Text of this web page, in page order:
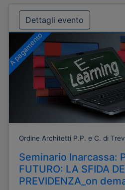
Dettagli evento
A pagamento
Ordine Architetti P.P. e C. di
Seminario Inarcassa:
FUTURO: LA SFIDA
PREVIDENZA_on